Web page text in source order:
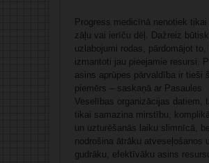
Progress medicīnā nenotiek tikai
zāļu vai ierīču dēļ. Dažreiz
uzlabojumi rodas, pārdomājot to,
izmantoti jau pieejamie resursi.
asins aprūpes pārvaldība ir tieši
piemērs – saskaņā ar Pasaules
Veselības organizācijas datiem,
tikai samazina mirstību,
un uzturēšanās laiku slimnīcā,
nodrošina ātrāku atveseļošanos
gudrāku, efektīvāku asins